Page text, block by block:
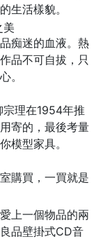
生活樣貌。
美
痴迷的血液。熱
品不可自拔，只
。
理在1954年推
寄的，最後考量
模型家具。
購買，一買就是
上一個物品的兩
品壁掛式CD音